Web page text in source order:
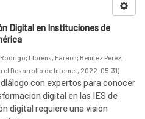
Digital en Instituciones de
; Llorens, Faraón; Benítez Pérez,
Desarrollo de Internet, 2022-05-31)
con expertos para conocer
digital en las IES de
digital requiere una visión